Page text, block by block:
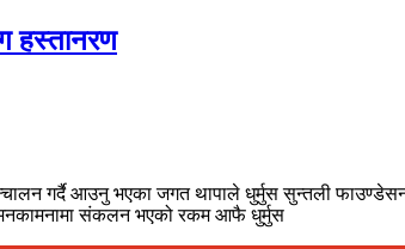
हस्तानरण
गर्दै आउनु भएका जगत थापाले धुर्मुस सुन्तली
संकलन भएको रकम आफै धुर्मुस